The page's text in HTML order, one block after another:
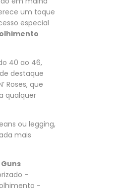
um toque
especial
40 ao 46,
destaque
Roses, que
qualquer
ou legging,
mais
-
-